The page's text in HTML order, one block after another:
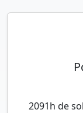
2091h de